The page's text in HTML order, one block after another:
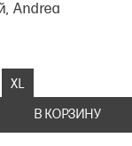
Andrea
XL
В КОРЗИНУ